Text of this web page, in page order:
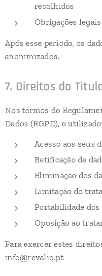
recolhidos
Obrigações
Após esse período, os
anonimizados.
7. Direitos do
Nos termos do
Dados (RGPD), o
Acesso aos seus
Retificação de
Eliminação dos
Limitação do
Portabilidade dos
Oposição ao
Para exercer estes
info@revaliq.pt